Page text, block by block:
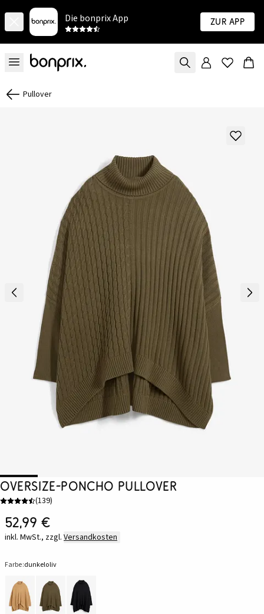
Die bonprix App Zur App
Pullover
Oversize-Poncho Pullover
(139)
52,99 €
inkl. MwSt., zzgl. Versandkosten
Farbe:dunkeloliv